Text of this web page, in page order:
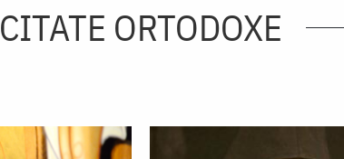
CITATE ORTODOXE